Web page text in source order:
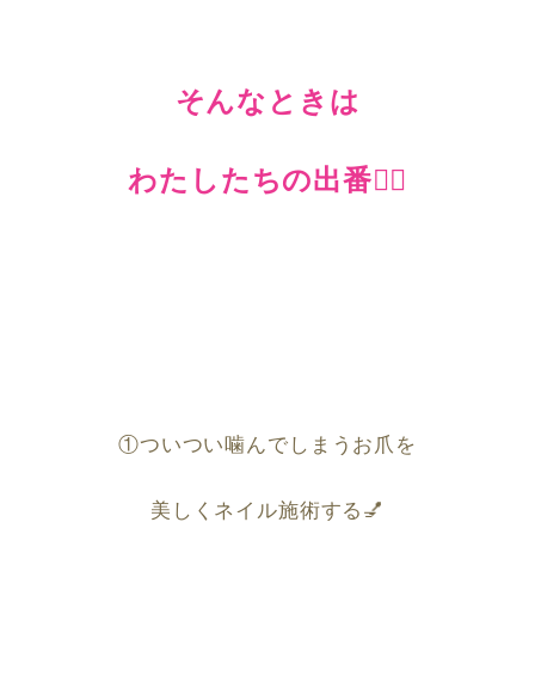
そんなときは
わたしたちの出番🙋‍♀️
①ついつい噛んでしまうお爪を
美しくネイル施術する 💅